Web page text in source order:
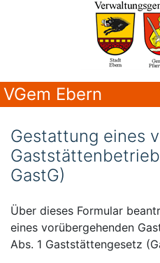
VGem Ebern
Gestattung eines
GastG)
Über dieses Formular
eines vorübergehenden
Abs. 1 Gaststättengesetz